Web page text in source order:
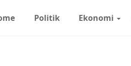
Politik Ekonomi